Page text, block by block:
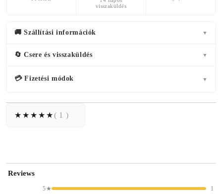
visszaküldés
🚚 Szállítási információk ▼
🔄 Csere és visszaküldés ▼
💳 Fizetési módok ▼
( 1 )
Reviews
5★
1